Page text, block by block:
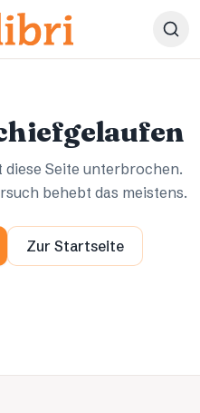
Seite unterbrochen.
behebt das meistens.
Zur Startseite